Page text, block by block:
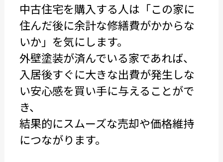
中古住宅を購入する人は「この家に
住んだ後に余計な修繕費がかからな
いか」を気にします。
外壁塗装が済んでいる家であれば、
入居後すぐに大きな出費が発生しな
い安心感を買い手に与えることがで
き、
結果的にスムーズな売却や価格維持
につながります。